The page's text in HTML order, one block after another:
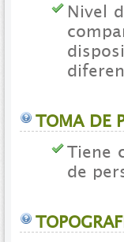
Nivel
TOMA DE
Tiene
de